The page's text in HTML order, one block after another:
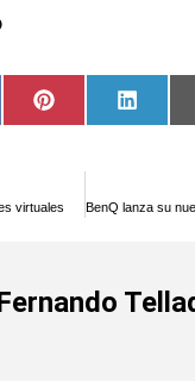
Compartir
en
Pinterest
en
virtuales